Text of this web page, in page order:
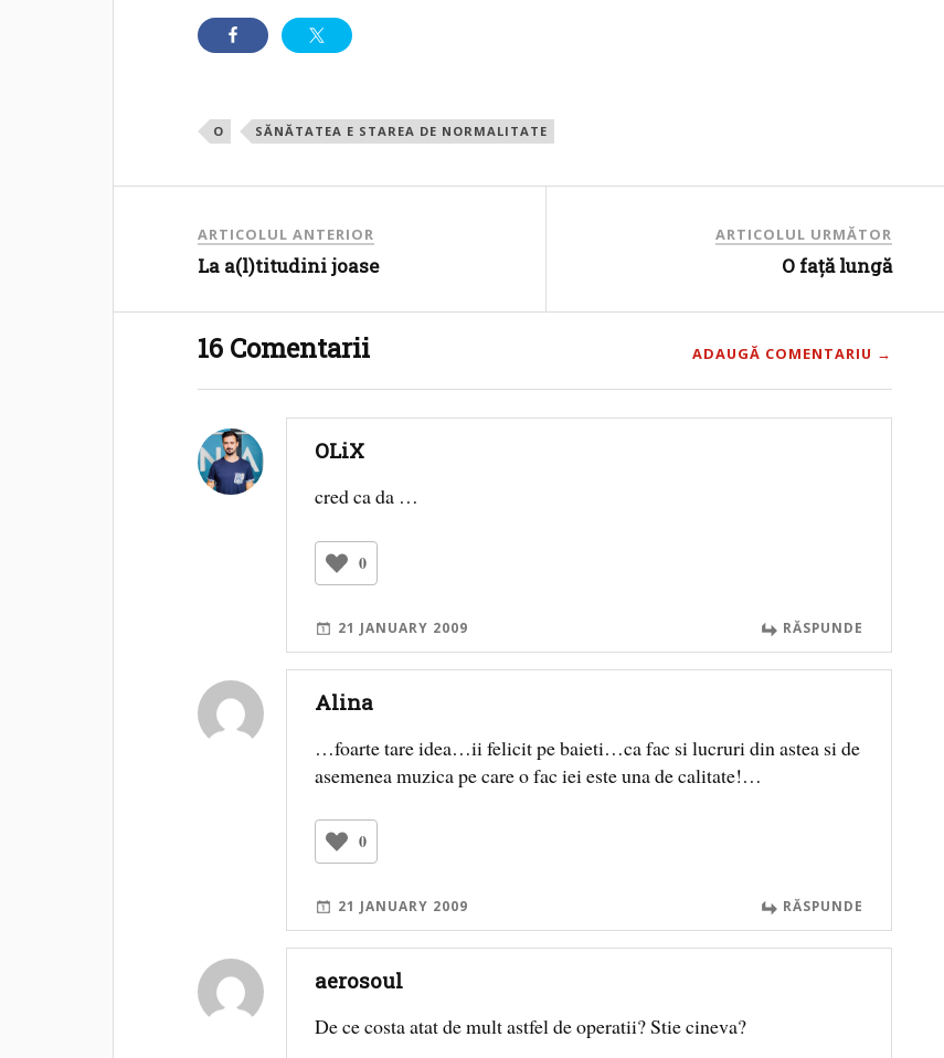
O SĂNĂTATEA E STAREA DE NORMALITATE
ARTICOLUL ANTERIOR
La a(l)titudini joase
ARTICOLUL URMĂTOR
O faţă lungă
16 Comentarii ADAUGĂ COMENTARIU →
OLiX
cred ca da …
0
21 JANUARY 2009 RĂSPUNDE
Alina
…foarte tare idea…ii felicit pe baieti…ca fac si lucruri din astea si de
asemenea muzica pe care o fac iei este una de calitate!…
0
21 JANUARY 2009 RĂSPUNDE
aerosoul
De ce costa atat de mult astfel de operatii? Stie cineva?